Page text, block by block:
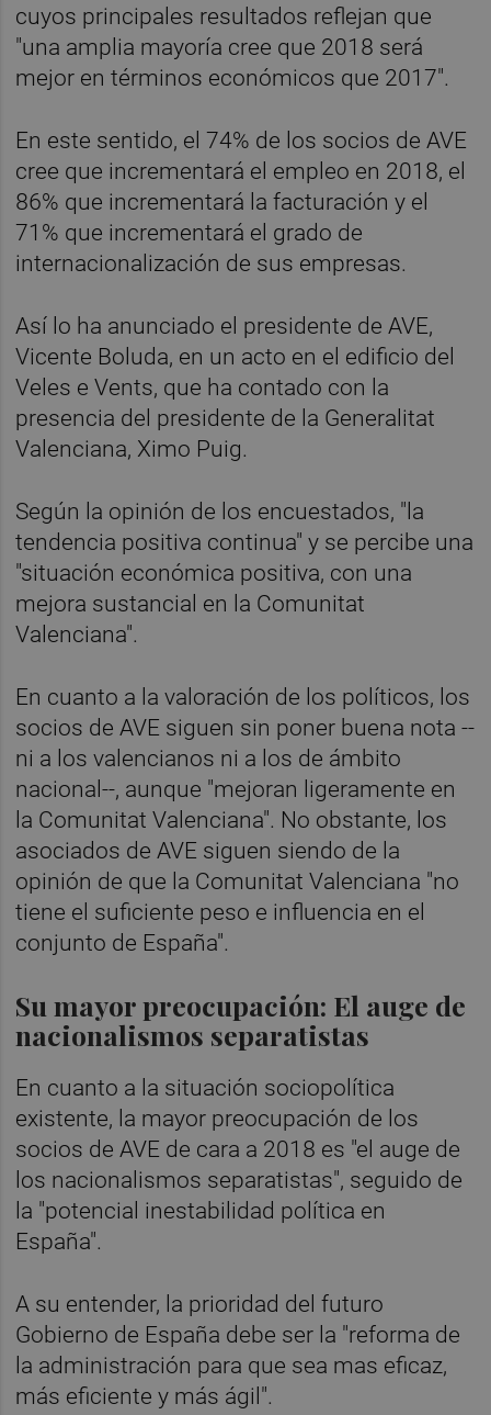
cuyos principales resultados reflejan que
"una amplia mayoría cree que 2018 será
mejor en términos económicos que 2017".
En este sentido, el 74% de los socios de AVE
cree que incrementará el empleo en 2018, el
86% que incrementará la facturación y el
71% que incrementará el grado de
internacionalización de sus empresas.
Así lo ha anunciado el presidente de AVE,
Vicente Boluda, en un acto en el edificio del
Veles e Vents, que ha contado con la
presencia del presidente de la Generalitat
Valenciana, Ximo Puig.
Según la opinión de los encuestados, "la
tendencia positiva continua" y se percibe una
"situación económica positiva, con una
mejora sustancial en la Comunitat
Valenciana".
En cuanto a la valoración de los políticos, los
socios de AVE siguen sin poner buena nota --
ni a los valencianos ni a los de ámbito
nacional--, aunque "mejoran ligeramente en
la Comunitat Valenciana". No obstante, los
asociados de AVE siguen siendo de la
opinión de que la Comunitat Valenciana "no
tiene el suficiente peso e influencia en el
conjunto de España".
Su mayor preocupación: El auge de
nacionalismos separatistas
En cuanto a la situación sociopolítica
existente, la mayor preocupación de los
socios de AVE de cara a 2018 es "el auge de
los nacionalismos separatistas", seguido de
la "potencial inestabilidad política en
España".
A su entender, la prioridad del futuro
Gobierno de España debe ser la "reforma de
la administración para que sea mas eficaz,
más eficiente y más ágil".